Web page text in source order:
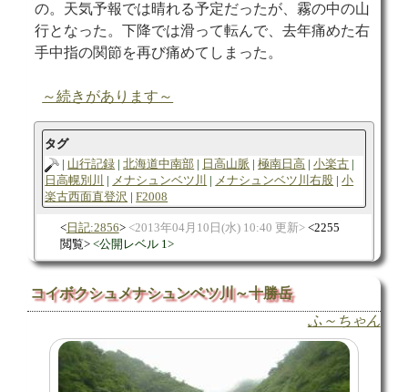
の。天気予報では晴れる予定だったが、霧の中の山
行となった。下降では滑って転んで、去年痛めた右
手中指の関節を再び痛めてしまった。
～続きがあります～
タグ
山行記録
北海道中南部 日高山脈 極南日高
小楽古
日高幌別川
メナシュンベツ川 メナシュンベツ川右股
小
楽古西面直登沢
F2008
日記:2856 2013年04月10日(水) 10:40 更新
2255
閲覧
公開レベル 1
コイボクシュメナシュンベツ川～十勝岳
ふ～ちゃん